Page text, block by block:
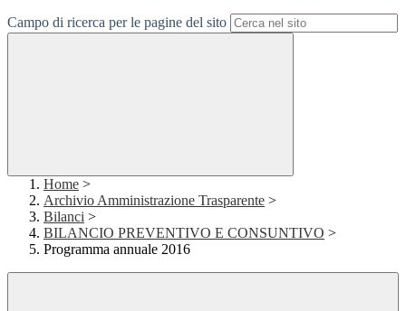
Campo di ricerca per le pagine del sito
Home >
Archivio Amministrazione Trasparente >
Bilanci >
BILANCIO PREVENTIVO E CONSUNTIVO >
Programma annuale 2016